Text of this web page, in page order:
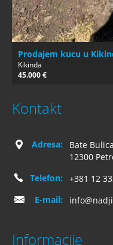
Prodajem kucu u
Kikinda
45.000 €
Kontakt
Adresa:
Bate
12300
Telefon:
+381 12
E-mail:
Informacije